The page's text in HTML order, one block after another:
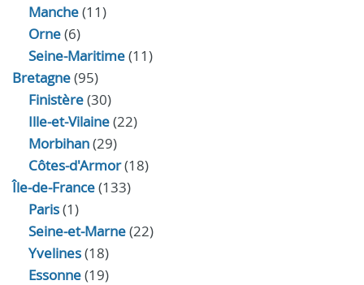
Manche(11)
Orne(6)
Seine-Maritime(11)
Bretagne(95)
Finistère(30)
Ille-et-Vilaine(22)
Morbihan(29)
Côtes-d'Armor(18)
Île-de-France(133)
Paris(1)
Seine-et-Marne(22)
Yvelines(18)
Essonne(19)